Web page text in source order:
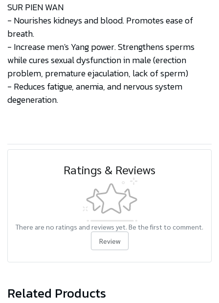
SUR PIEN WAN
- Nourishes kidneys and blood. Promotes ease of
breath.
- Increase men's Yang power. Strengthens sperms
while cures sexual dysfunction in male (erection
problem, premature ejaculation, lack of sperm)
- Reduces fatigue, anemia, and nervous system
degeneration.
Ratings & Reviews
There are no ratings and reviews yet. Be the first to comment.
Review
Related Products